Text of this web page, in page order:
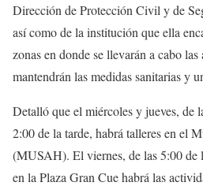
Dirección de Protección Civil y de
así como de la institución que ella
zonas en donde se llevarán a cabo
mantendrán las medidas sanitarias y
Detalló que el miércoles y jueves, de
2:00 de la tarde, habrá talleres en el
(MUSAH). El viernes, de las 5:00 de
en la Plaza Gran Cue habrá las